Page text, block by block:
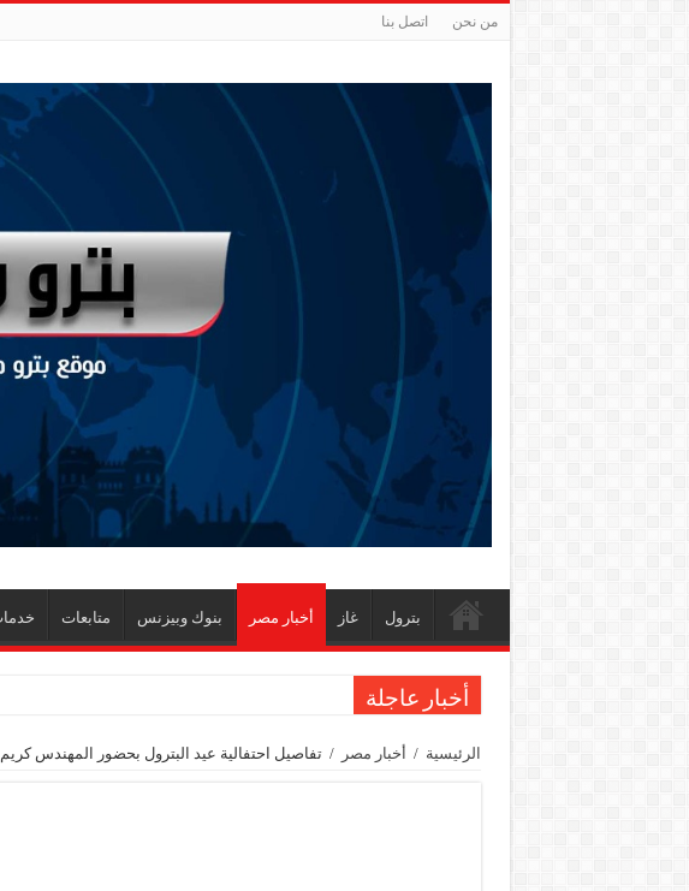
من نحن اتصل بنا
بترول غاز أخبار مصر بنوك وبيزنس متابعات
أخبار عاجلة
وزير البترول والثروة المعدنية يبحث مع إكسون موبيل العالمية آليات
الرئيسية / أخبار مصر / تفاصيل احتفالية عيد البترول بحضور المهندس